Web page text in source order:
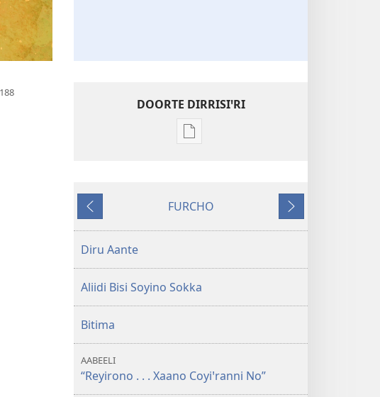
DOORTE DIRRISIꞌRI
Borro
Insa
Albita
FURCHO
Aantannota
Diru Aante
Aliidi Bisi Soyino Sokka
Bitima
AABEELI
“Reyirono . . . Xaano Coyiꞌranni No”